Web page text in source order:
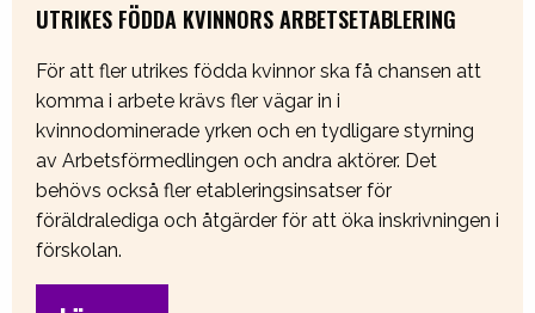
UTRIKES FÖDDA KVINNORS ARBETSETABLERING
För att fler utrikes födda kvinnor ska få chansen att
komma i arbete krävs fler vägar in i
kvinnodominerade yrken och en tydligare styrning
av Arbetsförmedlingen och andra aktörer. Det
behövs också fler etableringsinsatser för
föräldralediga och åtgärder för att öka inskrivningen i
förskolan.